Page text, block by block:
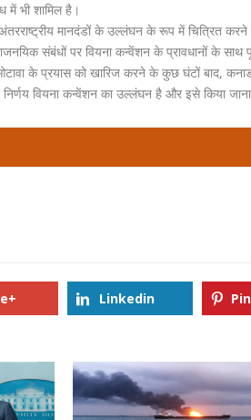
में भी शामिल है।
मानदंडों के उल्लंघन के रूप में चित्रित
संबंधों पर वियना कन्वेंशन के प्रावधानों के साथ
के प्रयास को खारिज करने के कुछ घंटों बाद,
वियना कन्वेंशन का उल्लंघन है और इसे किया जाना
Linkedin